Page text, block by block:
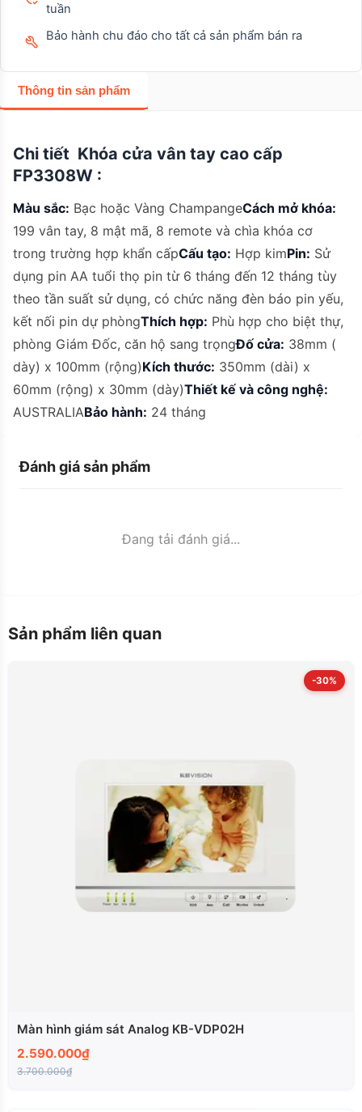
tuần
Bảo hành chu đáo cho tất cả sản phẩm bán ra
Thông tin sản phẩm
Chi tiết Khóa cửa vân tay cao cấp
FP3308W :
Màu sắc: Bạc hoặc Vàng ChampangeCách mở khóa:
199 vân tay, 8 mật mã, 8 remote và chìa khóa cơ
trong trường hợp khẩn cấpCấu tạo: Hợp kimPin: Sử
dụng pin AA tuổi thọ pin từ 6 tháng đến 12 tháng tùy
theo tần suất sử dụng, có chức năng đèn báo pin yếu,
kết nối pin dự phòngThích hợp: Phù hợp cho biệt thự,
phòng Giám Đốc, căn hộ sang trọngĐố cửa: 38mm (
dày) x 100mm (rộng)Kích thước: 350mm (dài) x
60mm (rộng) x 30mm (dày)Thiết kế và công nghệ:
AUSTRALIABảo hành: 24 tháng
Đánh giá sản phẩm
Đang tải đánh giá...
Sản phẩm liên quan
-30%
Màn hình giám sát Analog KB-VDP02H
2.590.000₫
3.700.000₫